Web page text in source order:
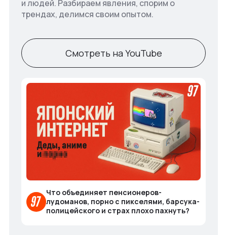
и людей. Разбираем явления, спорим о
трендах, делимся своим опытом.
Смотреть на YouTube
Что объединяет пенсионеров-
лудоманов, порно с пикселями, барсука-
полицейского и страх плохо пахнуть?